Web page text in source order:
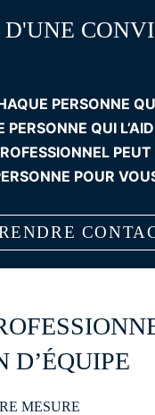
D'UNE
PERSONNE
QUI
POUR
D’ÉQUIPE
MESURE